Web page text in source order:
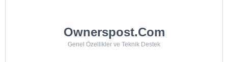
Ownerspost.Com
Genel Özellikler ve Teknik Destek